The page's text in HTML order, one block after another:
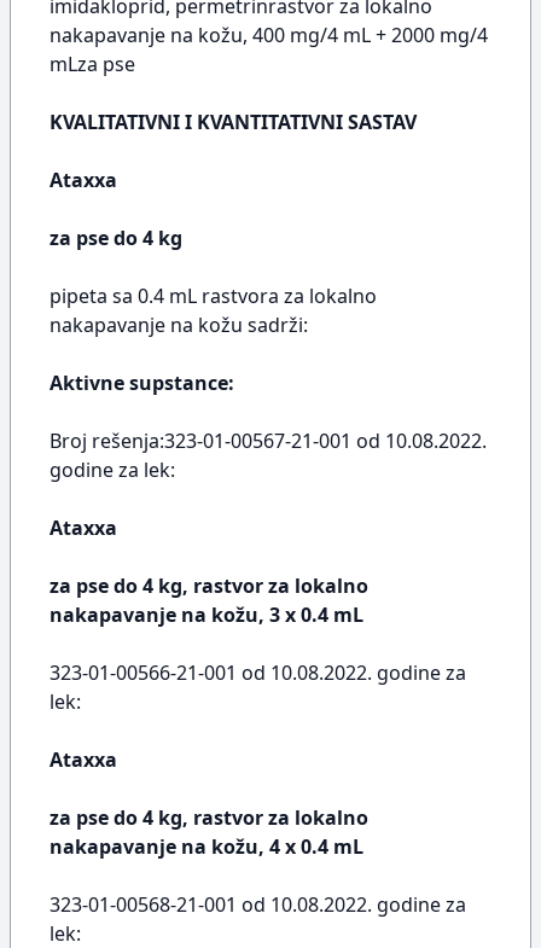
imidakloprid, permetrinrastvor za lokalno
nakapavanje na kožu, 400 mg/4 mL + 2000 mg/4
mLza pse
KVALITATIVNI I KVANTITATIVNI SASTAV
Ataxxa
za pse do 4 kg
pipeta sa 0.4 mL rastvora za lokalno
nakapavanje na kožu sadrži:
Aktivne supstance:
Broj rešenja:323-01-00567-21-001 od 10.08.2022.
godine za lek:
Ataxxa
za pse do 4 kg, rastvor za lokalno
nakapavanje na kožu, 3 x 0.4 mL
323-01-00566-21-001 od 10.08.2022. godine za
lek:
Ataxxa
za pse do 4 kg, rastvor za lokalno
nakapavanje na kožu, 4 x 0.4 mL
323-01-00568-21-001 od 10.08.2022. godine za
lek: